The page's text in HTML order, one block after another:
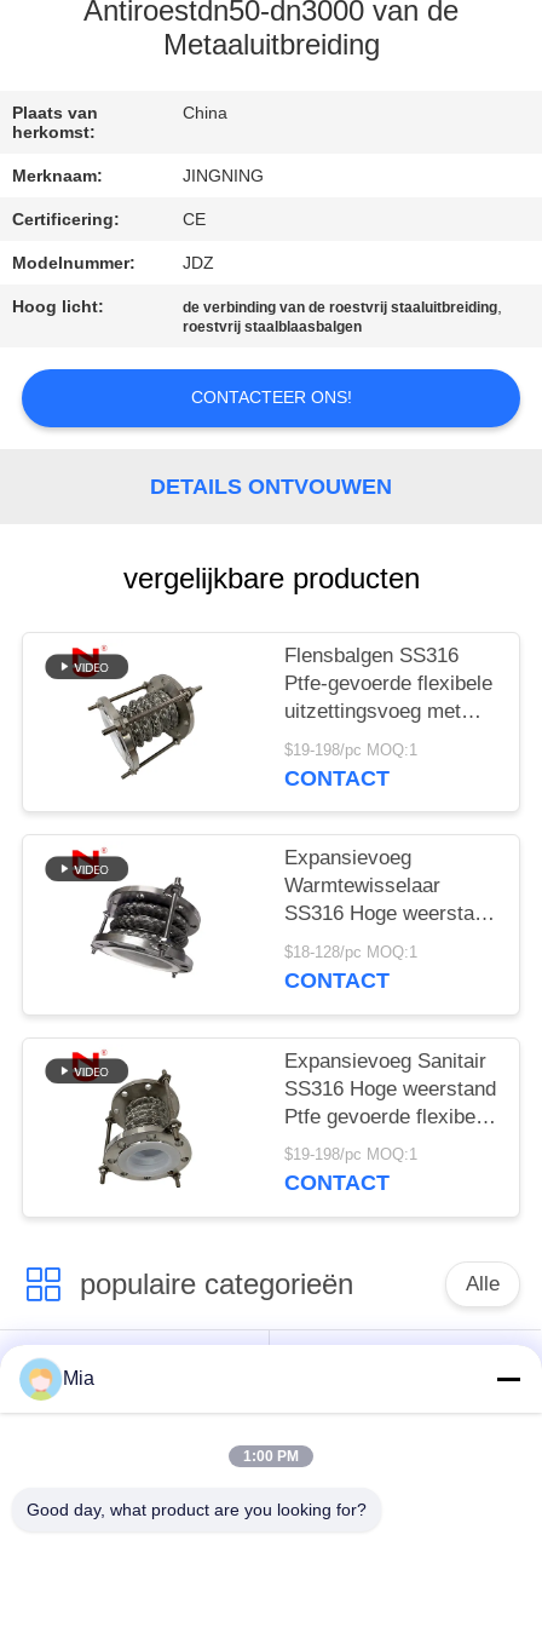
KWALITEITSCONTROLE
CONTACTEER
ONS
NIEUWS
VERZOEK
CITAAT
SITEMAP
Antiroestdn50-dn3000 van de
Metaaluitbreiding
Plaats van
herkomst:
China
Merknaam: JINGNING
Certificering: CE
Modelnummer: JDZ
Hoog licht: de verbinding van de roestvrij staaluitbreiding,
roestvrij staalblaasbalgen
CONTACTEER ONS!
DETAILS ONTVOUWEN
vergelijkbare producten
Flensbalgen SS316
Ptfe-gevoerde flexibele
uitzettingsvoeg met
hoge weerstand
$19-198/pc MOQ:1
CONTACT
Expansievoeg
Warmtewisselaar
SS316 Hoge weerstand
Ptfe gevoerde flexibele
dilatatievoeg
$18-128/pc MOQ:1
CONTACT
Expansievoeg Sanitair
SS316 Hoge weerstand
Ptfe gevoerde flexibele
dilatatievoeg
$19-198/pc MOQ:1
CONTACT
populaire categorieën Alle
De enige verbinding
van de gebied
rubberuitbreiding
Uitbreidingsverbinding
epdm
Verbinding van de
Mia
1:00 PM
Good day, what product are you looking for?